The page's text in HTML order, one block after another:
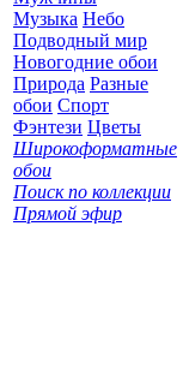
Музыка Небо
Подводный мир
Новогодние обои
Природа Разные
обои Спорт
Фэнтези Цветы
Широкоформатные
обои
Поиск по коллекции
Прямой эфир